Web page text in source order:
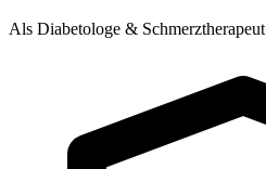
Als Diabetologe &